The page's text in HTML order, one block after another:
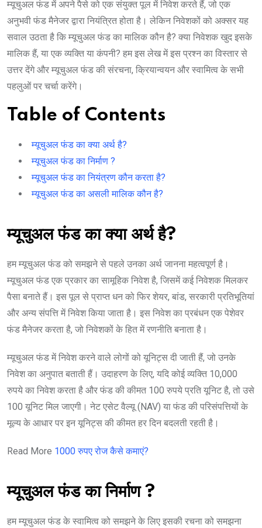
म्यूचुअल फंड में अपने पैसे को एक संयुक्त पूल में निवेश करते हैं, जो एक
अनुभवी फंड मैनेजर द्वारा नियंत्रित होता है। लेकिन निवेशकों को अक्सर यह
सवाल उठता है कि म्यूचुअल फंड का मालिक कौन है? क्या निवेशक खुद इसके
मालिक हैं, या एक व्यक्ति या कंपनी? हम इस लेख में इस प्रश्न का विस्तार से
उत्तर देंगे और म्यूचुअल फंड की संरचना, क्रियान्वयन और स्वामित्व के सभी
पहलुओं पर चर्चा करेंगे।
Table of Contents
म्यूचुअल फंड का क्या अर्थ है?
म्यूचुअल फंड का निर्माण ?
म्यूचुअल फंड का नियंत्रण कौन करता है?
म्यूचुअल फंड का असली मालिक कौन है?
म्यूचुअल फंड का क्या अर्थ है?
हम म्यूचुअल फंड को समझने से पहले उनका अर्थ जानना महत्वपूर्ण है।
म्यूचुअल फंड एक प्रकार का सामूहिक निवेश है, जिसमें कई निवेशक मिलकर
पैसा बनाते हैं। इस पूल से प्राप्त धन को फिर शेयर, बांड, सरकारी प्रतिभूतियां
और अन्य संपत्ति में निवेश किया जाता है। इस निवेश का प्रबंधन एक पेशेवर
फंड मैनेजर करता है, जो निवेशकों के हित में रणनीति बनाता है।
म्यूचुअल फंड में निवेश करने वाले लोगों को यूनिट्स दी जाती हैं, जो उनके
निवेश का अनुपात बताती हैं। उदाहरण के लिए, यदि कोई व्यक्ति 10,000
रुपये का निवेश करता है और फंड की कीमत 100 रुपये प्रति यूनिट है, तो उसे
100 यूनिट मिल जाएगी। नेट एसेट वैल्यू (NAV) या फंड की परिसंपत्तियों के
मूल्य के आधार पर इन यूनिट्स की कीमत हर दिन बदलती रहती है।
Read More 1000 रुपए रोज कैसे कमाएं?
म्यूचुअल फंड का निर्माण ?
हम म्यूचुअल फंड के स्वामित्व को समझने के लिए इसकी रचना को समझना